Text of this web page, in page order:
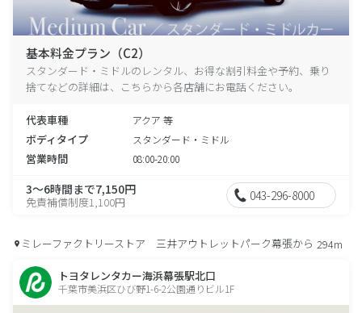
基本料金プラン（C2）
スタンダード・ミドルのレンタル、お得な割引料金や予約、乗り
捨てなどの詳細は、こちらから各店舗にお電話ください。
代表車種 アクア 等
ボディタイプ スタンダード・ミドル
営業時間 08:00-20:00
3～6時間まで7,150円
免責補償制度1,100円 043-296-8000
ミレーファクトリーストア 三井アウトレットパーク幕張から 294m
トヨタレンタカー海浜幕張駅北口
千葉市美浜区ひび野1-6-2公園通りビル1F